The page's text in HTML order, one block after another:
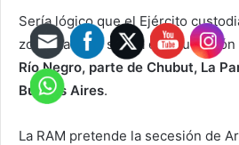
Sería lógico que el Ejército
zona. La RAM sueña con su nación
Río Negro, parte de Chubut, La
Buenos Aires.
La RAM pretende la secesión de